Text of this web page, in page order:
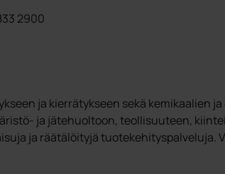
2900
ja kierrätykseen sekä kemikaalien
ja jätehuoltoon, teollisuuteen,
ja räätälöityjä tuotekehityspalveluja.